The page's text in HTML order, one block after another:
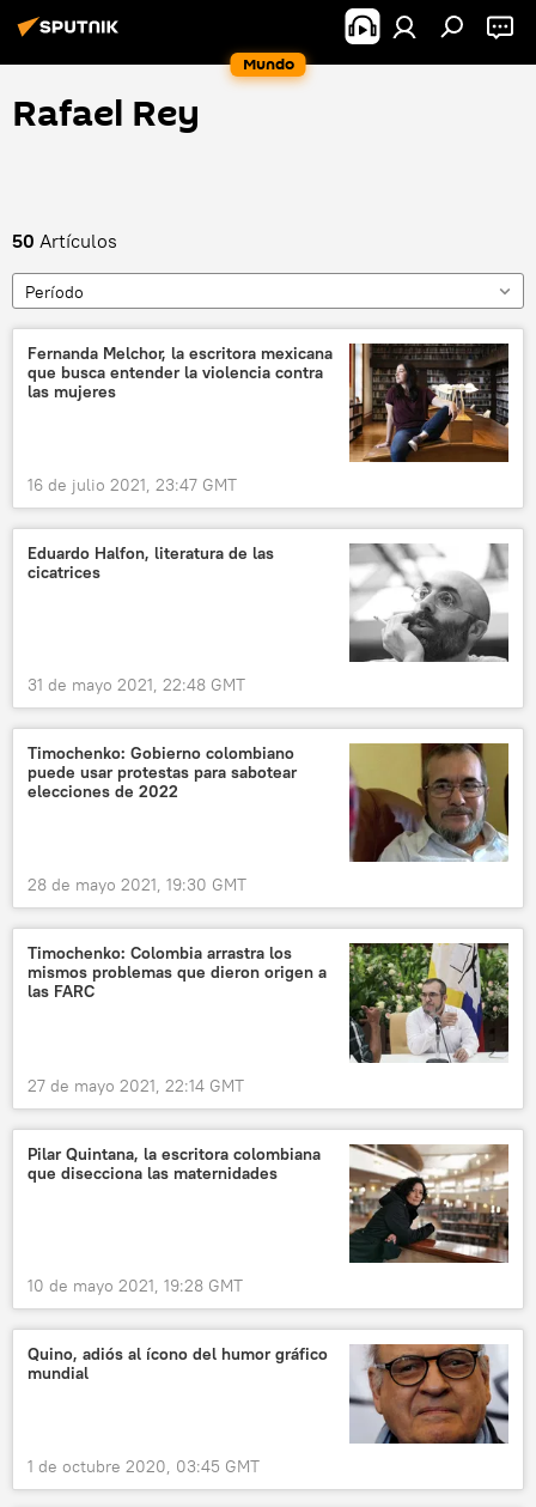
Mundo
Rafael Rey
50 Artículos
Período
Fernanda Melchor, la escritora mexicana
que busca entender la violencia contra
las mujeres
16 de julio 2021, 23:47 GMT
Eduardo Halfon, literatura de las
cicatrices
31 de mayo 2021, 22:48 GMT
Timochenko: Gobierno colombiano
puede usar protestas para sabotear
elecciones de 2022
28 de mayo 2021, 19:30 GMT
Timochenko: Colombia arrastra los
mismos problemas que dieron origen a
las FARC
27 de mayo 2021, 22:14 GMT
Pilar Quintana, la escritora colombiana
que disecciona las maternidades
10 de mayo 2021, 19:28 GMT
Quino, adiós al ícono del humor gráfico
mundial
1 de octubre 2020, 03:45 GMT